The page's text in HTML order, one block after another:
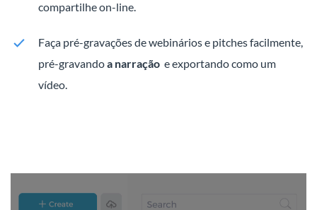
compartilhe on-line.
Faça pré-gravações de webinários e pitches facilmente,
pré-gravandoa narração e exportando como um
vídeo.